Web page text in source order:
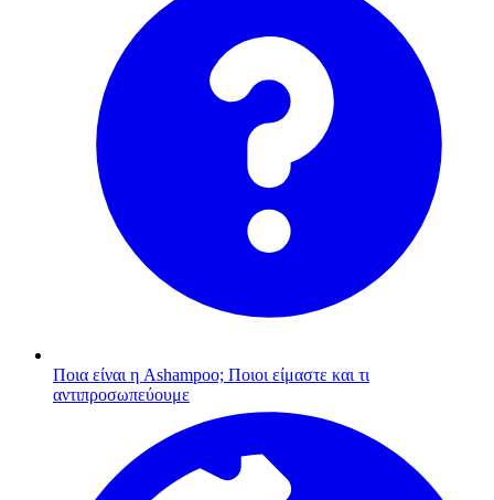
Ποια είναι η Ashampoo; Ποιοι είμαστε και τι
αντιπροσωπεύουμε